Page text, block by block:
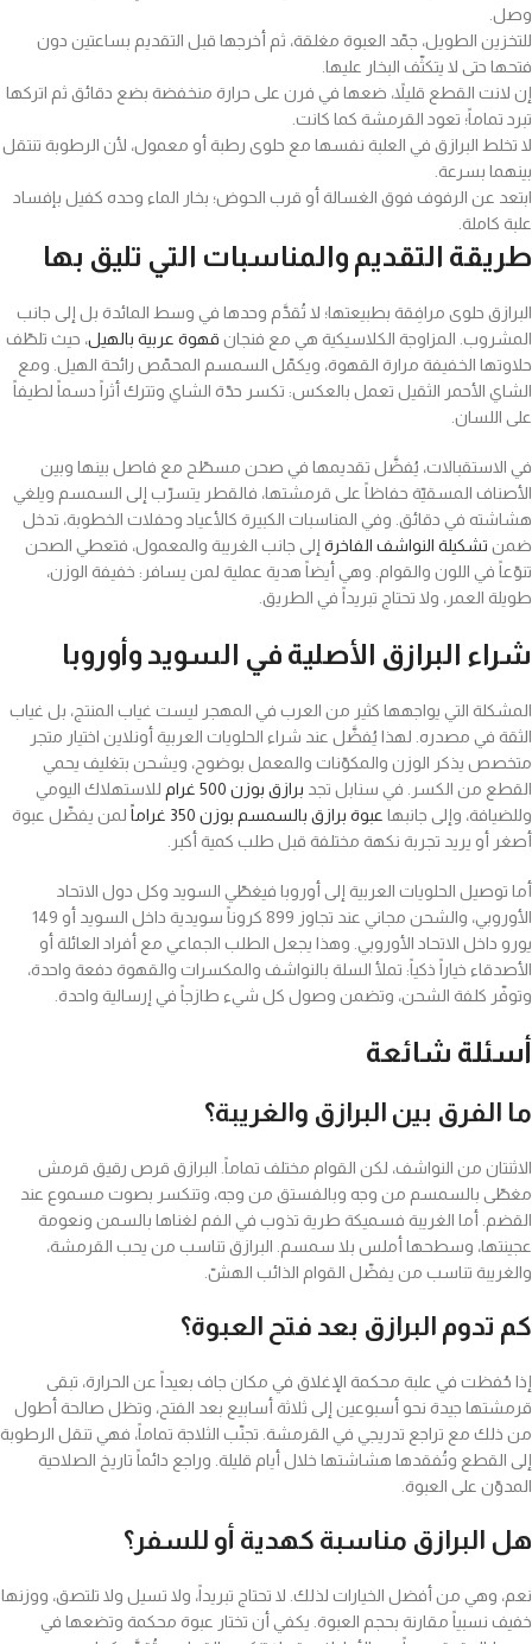
وصل.
للتخزين الطويل، جمّد العبوة مغلقة، ثم أخرجها قبل التقديم بساعتين دون
فتحها حتى لا يتكثّف البخار عليها.
إن لانت القطع قليلاً، ضعها في فرن على حرارة منخفضة بضع دقائق ثم اتركها
تبرد تماماً؛ تعود القرمشة كما كانت.
لا تخلط البرازق في العلبة نفسها مع حلوى رطبة أو معمول، لأن الرطوبة تنتقل
بينهما بسرعة.
ابتعد عن الرفوف فوق الغسالة أو قرب الحوض؛ بخار الماء وحده كفيل بإفساد
علبة كاملة.
طريقة التقديم والمناسبات التي تليق بها
البرازق حلوى مرافِقة بطبيعتها؛ لا تُقدَّم وحدها في وسط المائدة بل إلى جانب
المشروب. المزاوجة الكلاسيكية هي مع فنجان قهوة عربية بالهيل، حيث تلطّف
حلاوتها الخفيفة مرارة القهوة، ويكمّل السمسم المحمّص رائحة الهيل. ومع
الشاي الأحمر الثقيل تعمل بالعكس: تكسر حدّة الشاي وتترك أثراً دسماً لطيفاً
على اللسان.
في الاستقبالات، يُفضَّل تقديمها في صحن مسطّح مع فاصل بينها وبين
الأصناف المسقيّة حفاظاً على قرمشتها، فالقطر يتسرّب إلى السمسم ويلغي
هشاشته في دقائق. وفي المناسبات الكبيرة كالأعياد وحفلات الخطوبة، تدخل
ضمن تشكيلة النواشف الفاخرة إلى جانب الغريبة والمعمول، فتعطي الصحن
تنوّعاً في اللون والقوام. وهي أيضاً هدية عملية لمن يسافر: خفيفة الوزن،
طويلة العمر، ولا تحتاج تبريداً في الطريق.
شراء البرازق الأصلية في السويد وأوروبا
المشكلة التي يواجهها كثير من العرب في المهجر ليست غياب المنتج، بل غياب
الثقة في مصدره. لهذا يُفضَّل عند شراء الحلويات العربية أونلاين اختيار متجر
متخصص يذكر الوزن والمكوّنات والمعمل بوضوح، ويشحن بتغليف يحمي
القطع من الكسر. في سنابل تجد برازق بوزن 500 غرام
للاستهلاك اليومي
وللضيافة، وإلى جانبها عبوة برازق بالسمسم بوزن 350 غراماً
لمن يفضّل عبوة
أصغر أو يريد تجربة نكهة مختلفة قبل طلب كمية أكبر.
أما توصيل الحلويات العربية إلى أوروبا فيغطّي السويد وكل دول الاتحاد
الأوروبي، والشحن مجاني عند تجاوز 899 كروناً سويدية داخل السويد أو 149
يورو داخل الاتحاد الأوروبي. وهذا يجعل الطلب الجماعي مع أفراد العائلة أو
الأصدقاء خياراً ذكياً: تملأ السلة بالنواشف والمكسرات والقهوة دفعة واحدة،
وتوفّر كلفة الشحن، وتضمن وصول كل شيء طازجاً في إرسالية واحدة.
أسئلة شائعة
ما الفرق بين البرازق والغريبة؟
الاثنتان من النواشف، لكن القوام مختلف تماماً. البرازق قرص رقيق قرمش
مغطّى بالسمسم من وجه وبالفستق من وجه، وتنكسر بصوت مسموع عند
القضم. أما الغريبة فسميكة طرية تذوب في الفم لغناها بالسمن ونعومة
عجينتها، وسطحها أملس بلا سمسم. البرازق تناسب من يحب القرمشة،
والغريبة تناسب من يفضّل القوام الذائب الهشّ.
كم تدوم البرازق بعد فتح العبوة؟
إذا حُفظت في علبة محكمة الإغلاق في مكان جاف بعيداً عن الحرارة، تبقى
قرمشتها جيدة نحو أسبوعين إلى ثلاثة أسابيع بعد الفتح، وتظل صالحة أطول
من ذلك مع تراجع تدريجي في القرمشة. تجنّب الثلاجة تماماً، فهي تنقل الرطوبة
إلى القطع وتُفقدها هشاشتها خلال أيام قليلة. وراجع دائماً تاريخ الصلاحية
المدوّن على العبوة.
هل البرازق مناسبة كهدية أو للسفر؟
نعم، وهي من أفضل الخيارات لذلك. لا تحتاج تبريداً، ولا تسيل ولا تلتصق، ووزنها
خفيف نسبياً مقارنة بحجم العبوة. يكفي أن تختار عبوة محكمة وتضعها في